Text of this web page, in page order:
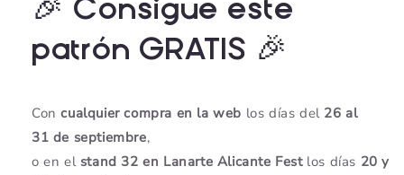
🎉 Consigue este
patrón GRATIS 🎉
Concualquier compra en la web los días del 26 al
31 de septiembre,
o en el stand 32 en Lanarte Alicante Festlos días 20 y